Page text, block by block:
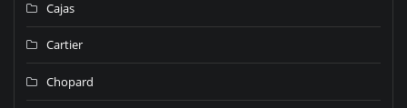
Cajas
Cartier
Chopard